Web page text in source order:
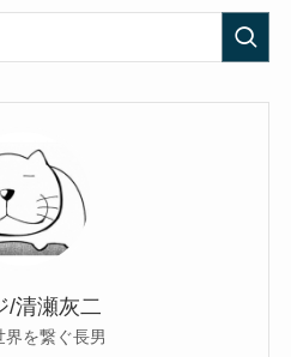
/清瀬灰二
界を繋ぐ長男